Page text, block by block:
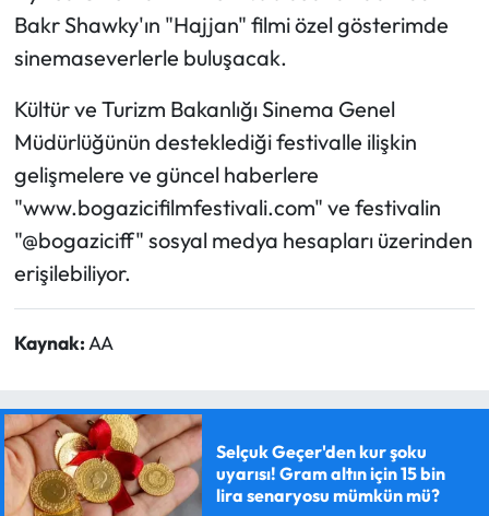
Bakr Shawky'ın "Hajjan" filmi özel gösterimde
sinemaseverlerle buluşacak.
Kültür ve Turizm Bakanlığı Sinema Genel
Müdürlüğünün desteklediği festivalle ilişkin
gelişmelere ve güncel haberlere
"www.bogazicifilmfestivali.com" ve festivalin
"@bogaziciff" sosyal medya hesapları üzerinden
erişilebiliyor.
Kaynak: AA
Selçuk Geçer'den kur şoku
uyarısı! Gram altın için 15 bin
lira senaryosu mümkün mü?